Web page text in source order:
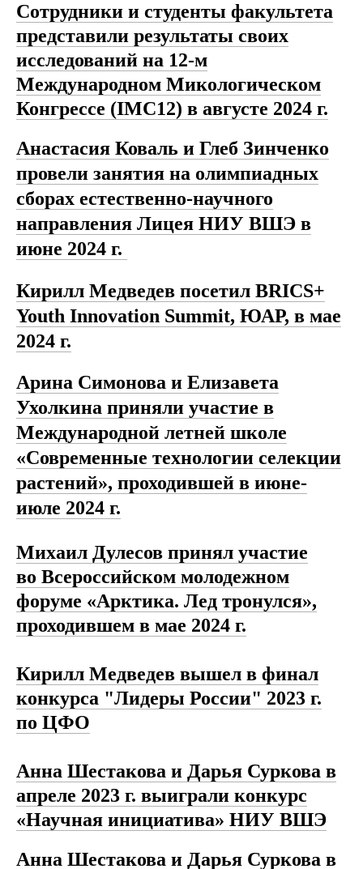
Сотрудники и студенты факультета
представили результаты своих
исследований на 12-м
Международном Микологическом
Конгрессе (IMC12) в августе 2024 г.
Анастасия Коваль и Глеб Зинченко
провели занятия на олимпиадных
сборах естественно-научного
направления Лицея НИУ ВШЭ в
июне 2024 г.
Кирилл Медведев посетил BRICS+
Youth Innovation Summit, ЮАР, в мае
2024 г.
Арина Симонова и Елизавета
Ухолкина приняли участие в
Международной летней школе
«Современные технологии селекции
растений», проходившей в июне-
июле 2024 г.
Михаил Дулесов принял участие
во Всероссийском молодежном
форуме «Арктика. Лед тронулся»,
проходившем в мае 2024 г.
Кирилл Медведев вышел в финал
конкурса "Лидеры России" 2023 г.
по ЦФО
Анна Шестакова и Дарья Суркова в
апреле 2023 г. выиграли конкурс
«Научная инициатива» НИУ ВШЭ
Анна Шестакова и Дарья Суркова в